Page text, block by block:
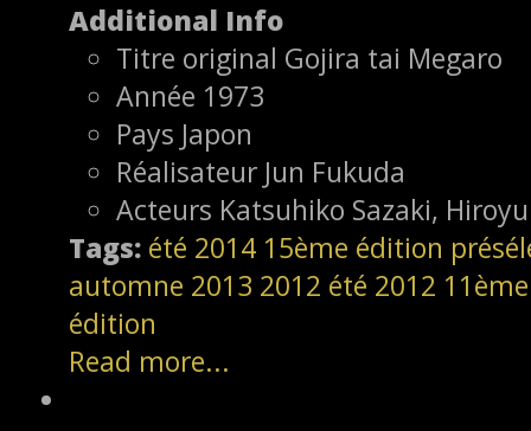
Additional Info
Titre original Gojira tai Megaro
Année 1973
Pays Japon
Réalisateur Jun Fukuda
Acteurs Katsuhiko Sazaki,
Tags: été 2014 15ème édition
automne 2013 2012 été 2012
édition
Read more...